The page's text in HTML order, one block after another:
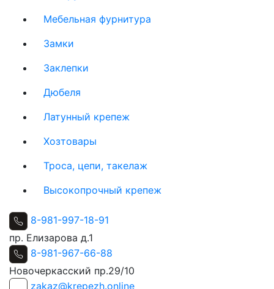
Мебельная фурнитура
Замки
Заклепки
Дюбеля
Латунный крепеж
Хозтовары
Троса, цепи, такелаж
Высокопрочный крепеж
8-981-997-18-91
пр. Елизарова д.1
8-981-967-66-88
Новочеркасский пр.29/10
zakaz@krepezh.online